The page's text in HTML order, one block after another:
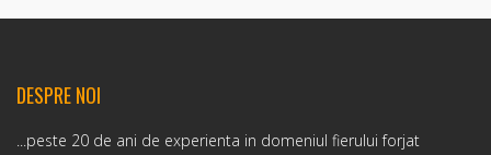
DESPRE NOI
...peste 20 de ani de experienta in domeniul fierului forjat